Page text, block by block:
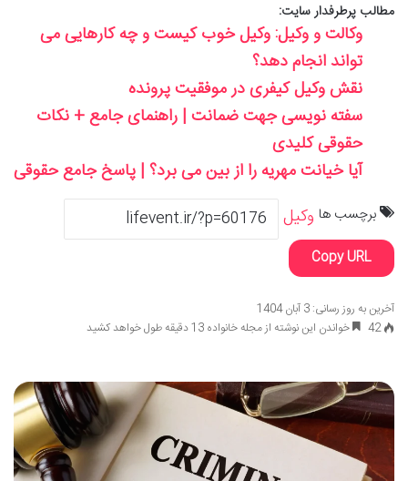
مطالب پرطرفدار سایت:
وکالت و وکیل: وکیل خوب کیست و چه کارهایی می‌
تواند انجام دهد؟
نقش وکیل کیفری در موفقیت پرونده
سفته نویسی جهت ضمانت | راهنمای جامع + نکات
حقوقی کلیدی
آیا خیانت مهریه را از بین می برد؟ | پاسخ جامع حقوقی
برچسب ها وکیل
Copy URL
آخرین به روز رسانی: 3 آبان 1404
42
خواندن این نوشته از مجله خانواده 13 دقیقه طول خواهد کشید